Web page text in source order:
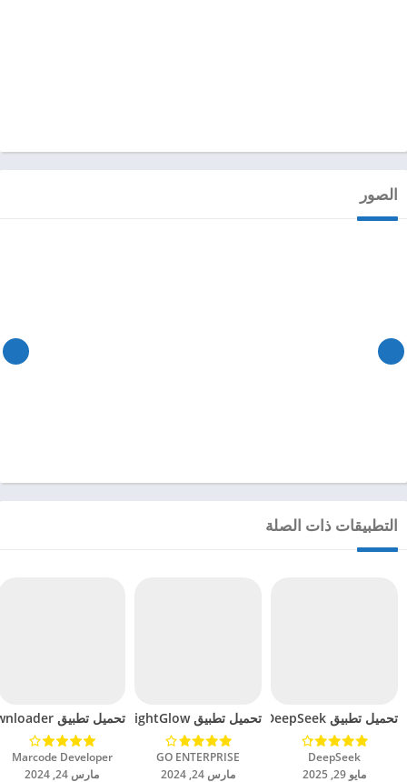
الصور
التطبيقات ذات الصلة
تحميل تطبيق DeepSeek مهكر للاندرويد 2025
DeepSeek‏
مايو 29, 2025
تحميل تطبيق BrightGlow مهكر للاندرويد 2024
GO ENTERPRISE‏
مارس 24, 2024
تحميل تطبيق mp4 video downloader مهكر للاندرويد 2024
Marcode Developer‏
مارس 24, 2024